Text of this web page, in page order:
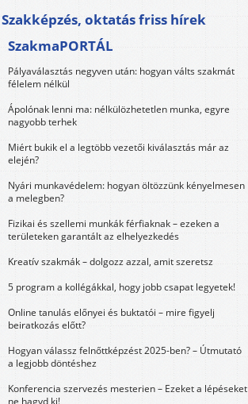
Szakképzés, oktatás friss hírek
SzakmaPORTÁL
Pályaválasztás negyven után: hogyan válts szakmát
félelem nélkül
Ápolónak lenni ma: nélkülözhetetlen munka, egyre
nagyobb terhek
Miért bukik el a legtöbb vezetői kiválasztás már az
elején?
Nyári munkavédelem: hogyan öltözzünk kényelmesen
a melegben?
Fizikai és szellemi munkák férfiaknak – ezeken a
területeken garantált az elhelyezkedés
Kreatív szakmák – dolgozz azzal, amit szeretsz
5 program a kollégákkal, hogy jobb csapat legyetek!
Online tanulás előnyei és buktatói – mire figyelj
beiratkozás előtt?
Hogyan válassz felnőttképzést 2025-ben? – Útmutató
a legjobb döntéshez
Konferencia szervezés mesterien – Ezeket a lépéseket
ne hagyd ki!